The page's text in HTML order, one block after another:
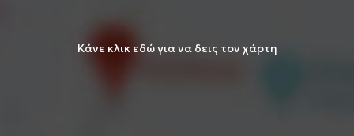
Κάνε κλικ εδώ για να δεις τον χάρτη